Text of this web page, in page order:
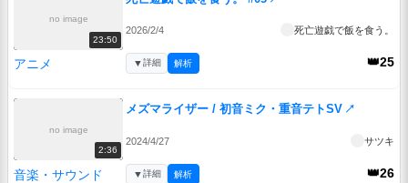
no image
23:50
2026/2/4 死亡遊戯で飯を食う。
アニメ 👑25
▼詳細 解析
no image
2:36
メズマライザー / 初音ミク・重音テトSV ↗
2024/4/27 サツキ
音楽・サウンド 👑26
▼詳細 解析